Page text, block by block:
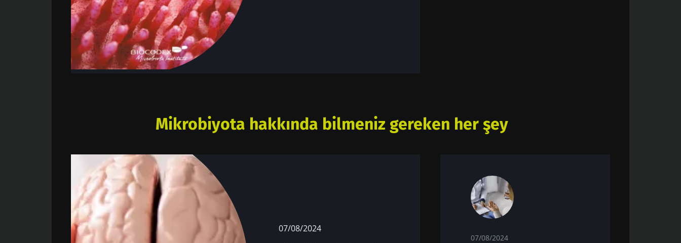
Mikrobiyota hakkında bilmeniz gereken her şey
07/08/2024
07/08/2024